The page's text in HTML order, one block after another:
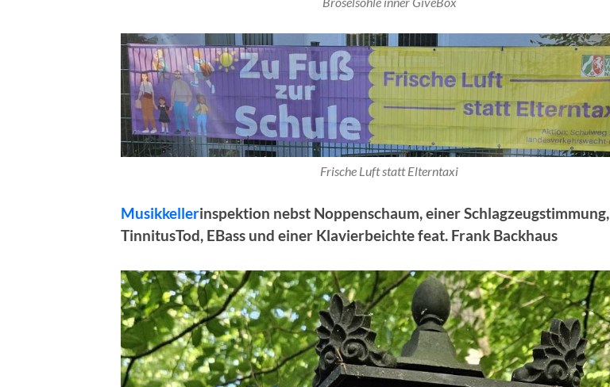
Frische Luft statt Elterntaxi
Musikkellerinspektion nebst Noppenschaum, einer Schlagzeugstimmung,
TinnitusTod, EBass und einer Klavierbeichte feat. Frank Backhaus